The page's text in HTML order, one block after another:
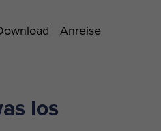
Anreise
los